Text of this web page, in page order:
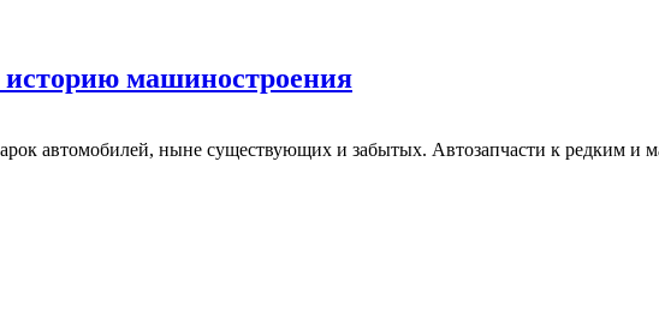
машиностроения
автомобилей, ныне существующих и забытых. Автозапчасти к редким и